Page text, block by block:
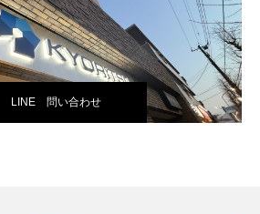
LINE 問い合わせ